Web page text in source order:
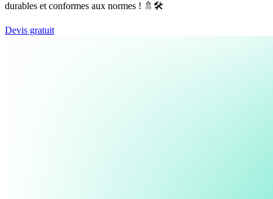
durables et conformes aux normes ! 🚿🛠️
Devis gratuit